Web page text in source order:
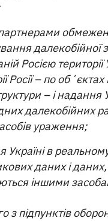
далекобійної
Росією
Росії – по
– і надання
далекобійних
ураження;
Україні в
даних і
іншими
з підпунктів